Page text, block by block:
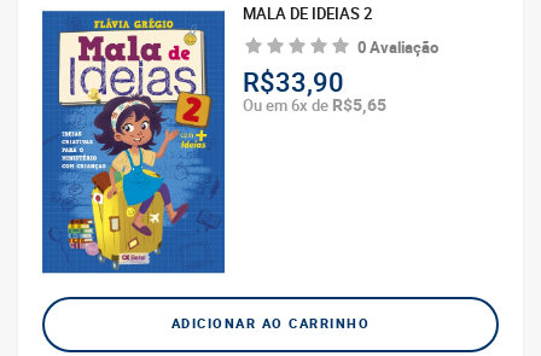
MALA DE IDEIAS 2
0 Avaliação
R$33,90
Ou em 6x de R$5,65
ADICIONAR AO CARRINHO